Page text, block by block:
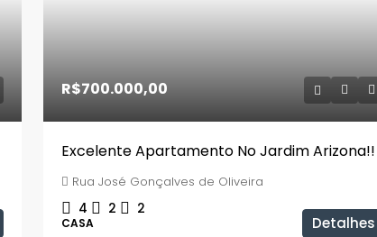
R$700.000,00
Excelente Apartamento No Jardim Arizona!!
Rua José Gonçalves de Oliveira
4 2 2
CASA Detalhes